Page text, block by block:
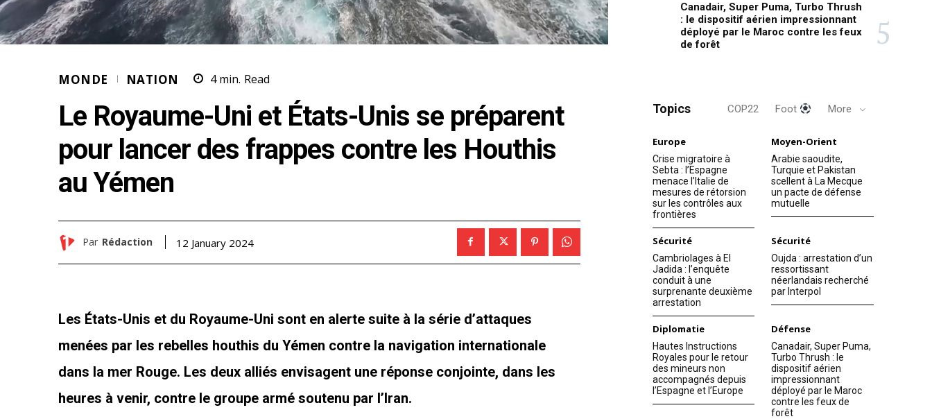
MONDE NATION 4min. Read
Le Royaume-Uni et États-Unis se préparent
pour lancer des frappes contre les Houthis
au Yémen
Par Rédaction 12 January 2024
Les États-Unis et du Royaume-Uni sont en alerte suite à la série d’attaques
menées par les rebelles houthis du Yémen contre la navigation internationale
dans la mer Rouge. Les deux alliés envisagent une réponse conjointe, dans les
heures à venir, contre le groupe armé soutenu par l’Iran.
Canadair, Super Puma, Turbo Thrush
: le dispositif aérien impressionnant
déployé par le Maroc contre les feux
de forêt
Topics COP22 Foot More
Europe
Crise migratoire à
Sebta : l’Espagne
menace l’Italie de
mesures de rétorsion
sur les contrôles aux
frontières
Moyen-Orient
Arabie saoudite,
Turquie et Pakistan
scellent à La Mecque
un pacte de défense
mutuelle
Sécurité
Cambriolages à El
Jadida : l’enquête
conduit à une
surprenante deuxième
arrestation
Sécurité
Oujda : arrestation d’un
ressortissant
néerlandais recherché
par Interpol
Diplomatie
Hautes Instructions
Royales pour le retour
des mineurs non
accompagnés depuis
l’Espagne et l’Europe
Défense
Canadair, Super Puma,
Turbo Thrush : le
dispositif aérien
impressionnant
déployé par le Maroc
contre les feux de
forêt